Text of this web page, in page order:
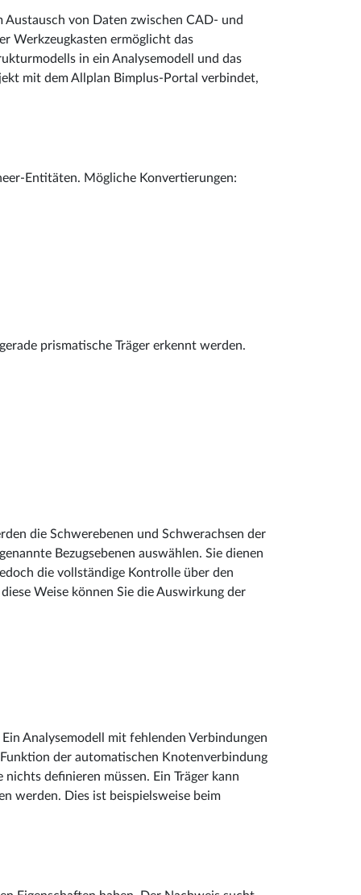
von Daten zwischen CAD- und
Werkzeugkasten ermöglicht das
in ein Analysemodell und das
mit dem Allplan Bimplus-Portal verbindet,
Entitäten. Mögliche Konvertierungen:
prismatische Träger erkennt werden.
die Schwerebenen und Schwerachsen der
Bezugsebenen auswählen. Sie dienen
die vollständige Kontrolle über den
Weise können Sie die Auswirkung der
Analysemodell mit fehlenden Verbindungen
der automatischen Knotenverbindung
definieren müssen. Ein Träger kann
werden. Dies ist beispielsweise beim